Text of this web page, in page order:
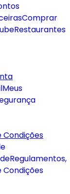
Comprar
Restaurantes
Meus
Condições
Regulamentos,
Condições